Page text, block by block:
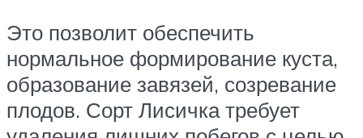
Это позволит обеспечить
нормальное формирование куста,
образование завязей, созревание
плодов. Сорт Лисичка требует